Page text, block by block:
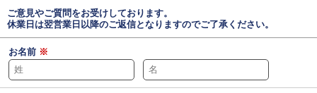
ご意見やご質問をお受けしております。
休業日は翌営業日以降のご返信となりますのでご了承ください。
お名前 ※